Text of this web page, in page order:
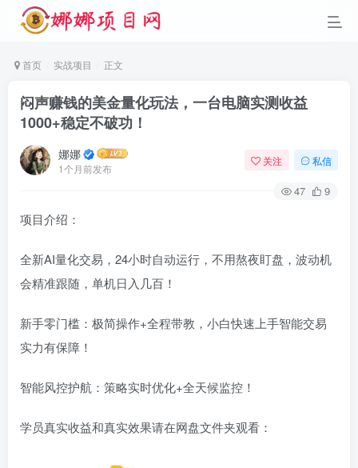
首页 实战项目 正文
闷声赚钱的美金量化玩法，一台电脑实测收益
1000+稳定不破功！
娜娜
1个月前发布
关注 私信
47 9
项目介绍：
全新AI量化交易，24小时自动运行，不用熬夜盯盘，波动机
会精准跟随，单机日入几百！
新手零门槛：极简操作+全程带教，小白快速上手智能交易
实力有保障！
智能风控护航：策略实时优化+全天候监控！
学员真实收益和真实效果请在网盘文件夹观看：